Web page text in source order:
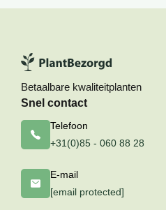
Betaalbare kwaliteitplanten
Snel contact
Telefoon
+31(0)85 - 060 88 28
E-mail
[email protected]